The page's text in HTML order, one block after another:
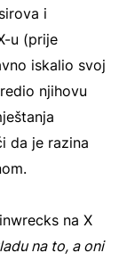
i
u (prije
iskalio svoj
njihovu
da je razina
na X
na to, a oni